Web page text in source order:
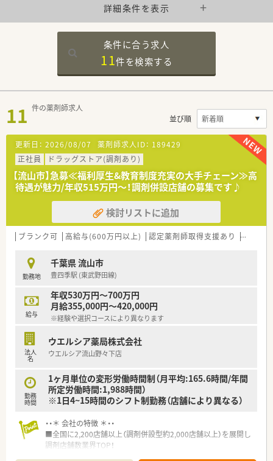
詳細条件を表示
条件に合う求人
11件を検索する
11 件の薬剤師求人
並び順
更新日： 2026/08/07 薬剤師求人ID： 189429
正社員
ドラッグストア(調剤あり)
【流山市】急募≪福利厚生&教育制度充実の大手チェーン≫高
待遇が魅力/年収515万円～！調剤併設店舗の募集です♪
検討リストに追加
ブランク可 高給与(600万円以上) 認定薬剤師取得支援あり 教育制
勤務地
千葉県 流山市
豊四季駅 (東武野田線)
給与
年収530万円～700万円
月給355,000円～420,000円
※経験や選択コースにより異なります
法人
名
ウエルシア薬局株式会社
ウエルシア流山野々下店
勤務
時間
1ヶ月単位の変形労働時間制（月平均:165.6時間/年間
所定労働時間:1,988時間）
※1日4~15時間のシフト制勤務（店舗により異なる）
・・＊ 会社の特徴 ＊・・
■全国に2,200店舗以上（調剤併設型約2,000店舗以上）を展開し
調剤店舗数業界TOP！